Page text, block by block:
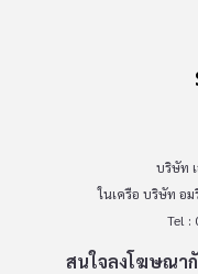
บริษัท
ในเครือ บริษัท อ
Tel :
สนใจลงโฆษณา